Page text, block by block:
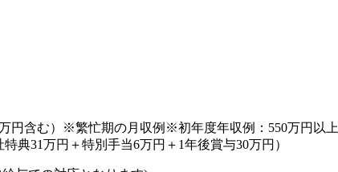
円含む）※繁忙期の月収例※初年度年収例：550万円以上
典31万円＋特別手当6万円＋1年後賞与30万円）